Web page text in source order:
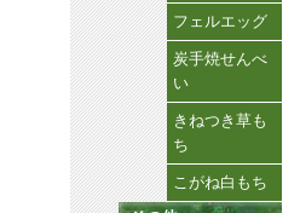
フェルエッグ
炭手焼せんべ
い
きねつき草も
ち
こがね白もち